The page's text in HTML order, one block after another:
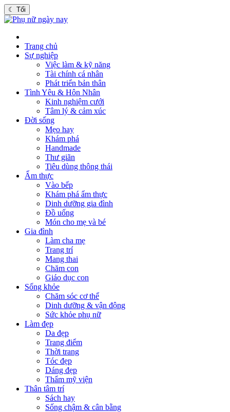
☾ Tối
Trang chủ
Sự nghiệp
Việc làm & kỹ năng
Tài chính cá nhân
Phát triển bản thân
Tình Yêu & Hôn Nhân
Kinh nghiệm cưới
Tâm lý & cảm xúc
Đời sống
Mẹo hay
Khám phá
Handmade
Thư giãn
Tiêu dùng thông thái
Ẩm thực
Vào bếp
Khám phá ẩm thực
Dinh dưỡng gia đình
Đồ uống
Món cho mẹ và bé
Gia đình
Làm cha mẹ
Trang trí
Mang thai
Chăm con
Giáo dục con
Sống khỏe
Chăm sóc cơ thể
Dinh dưỡng & vận động
Sức khỏe phụ nữ
Làm đẹp
Da đẹp
Trang điểm
Thời trang
Tóc đẹp
Dáng đẹp
Thẩm mỹ viện
Thân tâm trí
Sách hay
Sống chậm & cân bằng